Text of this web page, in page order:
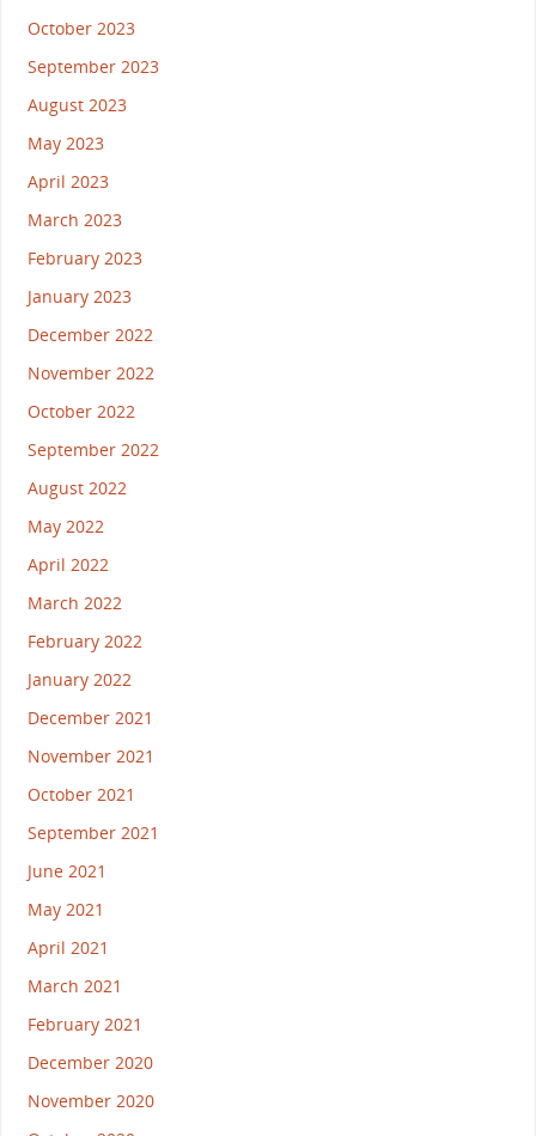
October 2023
September 2023
August 2023
May 2023
April 2023
March 2023
February 2023
January 2023
December 2022
November 2022
October 2022
September 2022
August 2022
May 2022
April 2022
March 2022
February 2022
January 2022
December 2021
November 2021
October 2021
September 2021
June 2021
May 2021
April 2021
March 2021
February 2021
December 2020
November 2020